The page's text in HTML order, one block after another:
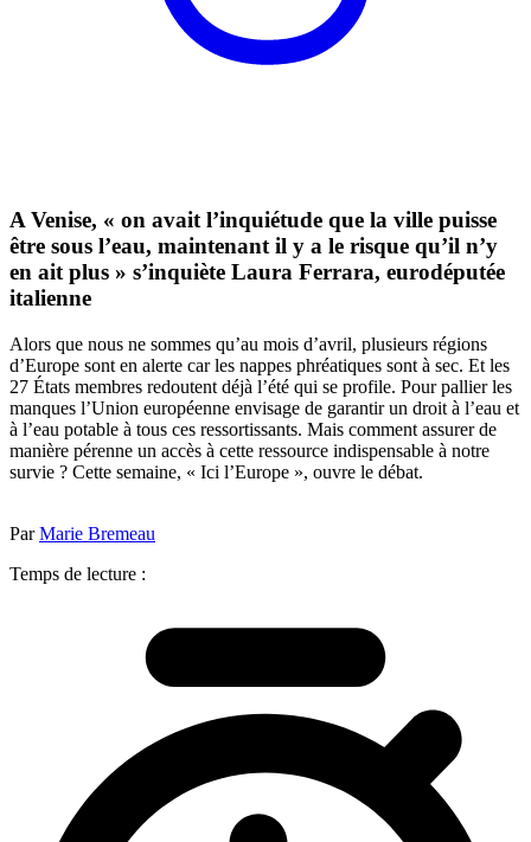
A Venise, « on avait l’inquiétude que la ville puisse
être sous l’eau, maintenant il y a le risque qu’il n’y
en ait plus » s’inquiète Laura Ferrara, eurodéputée
italienne
Alors que nous ne sommes qu’au mois d’avril, plusieurs régions
d’Europe sont en alerte car les nappes phréatiques sont à sec. Et les
27 États membres redoutent déjà l’été qui se profile. Pour pallier les
manques l’Union européenne envisage de garantir un droit à l’eau et
à l’eau potable à tous ces ressortissants. Mais comment assurer de
manière pérenne un accès à cette ressource indispensable à notre
survie ? Cette semaine, « Ici l’Europe », ouvre le débat.
ParMarie Bremeau
Temps de lecture :